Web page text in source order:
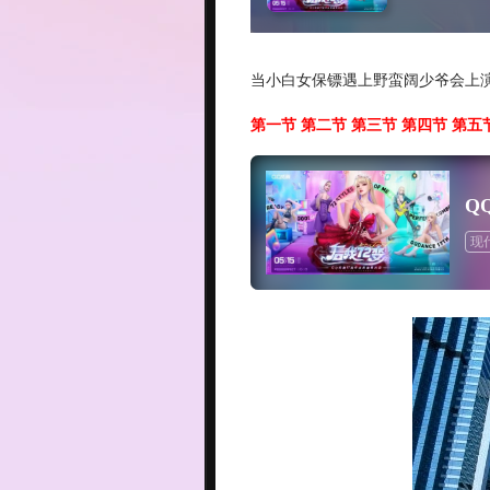
当小白女保镖遇上野蛮阔少爷会上
第一节 第二节 第三节 第四节 第五
现